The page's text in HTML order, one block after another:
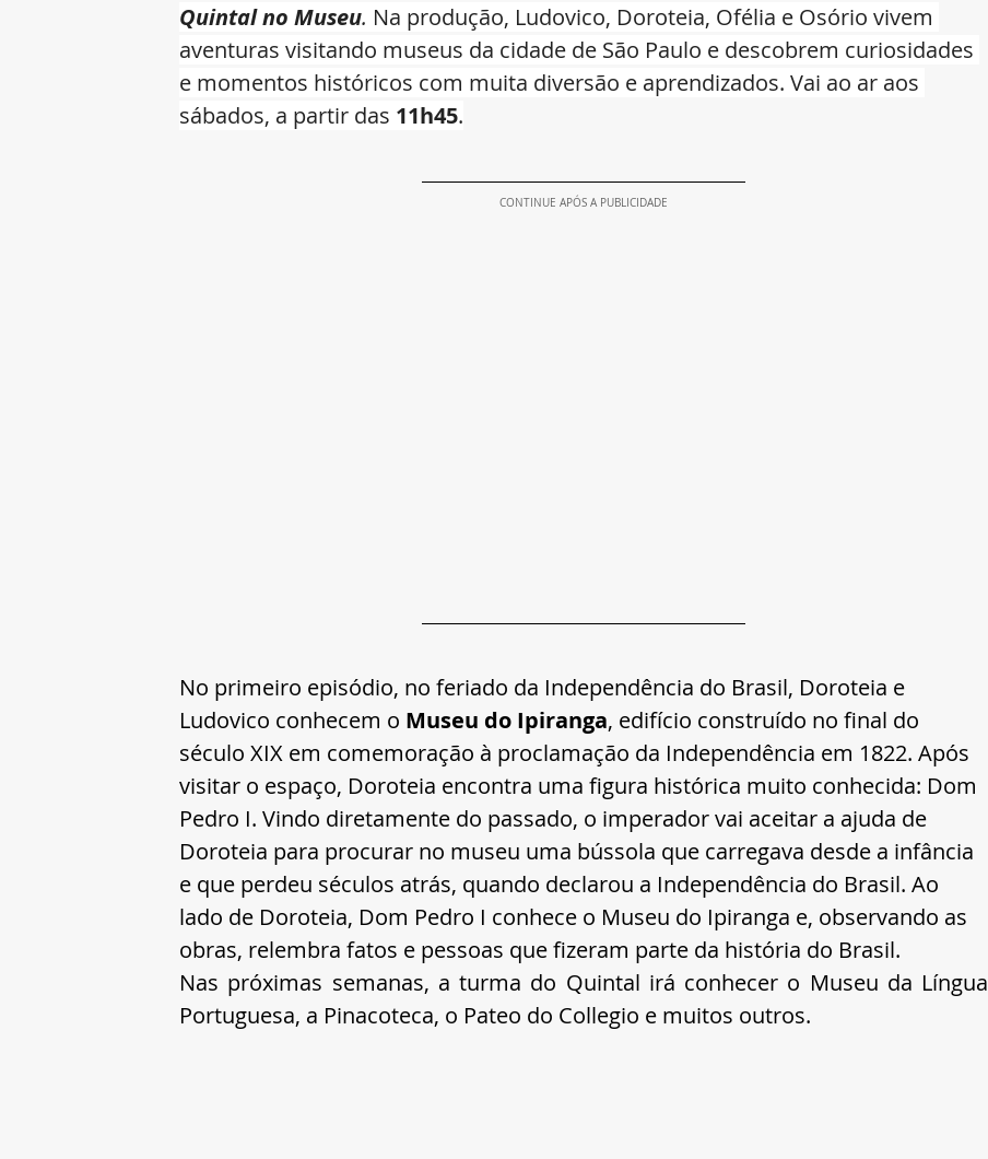
Quintal no Museu. Na produção, Ludovico, Doroteia, Ofélia e Osório vivem
aventuras visitando museus da cidade de São Paulo e descobrem curiosidades
e momentos históricos com muita diversão e aprendizados. Vai ao ar aos
sábados, a partir das 11h45.
CONTINUE APÓS A PUBLICIDADE
No primeiro episódio, no feriado da Independência do Brasil, Doroteia e
Ludovico conhecem o Museu do Ipiranga, edifício construído no final do
século XIX em comemoração à proclamação da Independência em 1822. Após
visitar o espaço, Doroteia encontra uma figura histórica muito conhecida: Dom
Pedro I. Vindo diretamente do passado, o imperador vai aceitar a ajuda de
Doroteia para procurar no museu uma bússola que carregava desde a infância
e que perdeu séculos atrás, quando declarou a Independência do Brasil. Ao
lado de Doroteia, Dom Pedro I conhece o Museu do Ipiranga e, observando as
obras, relembra fatos e pessoas que fizeram parte da história do Brasil.
Nas próximas semanas, a turma do Quintal irá conhecer o Museu da Língua
Portuguesa, a Pinacoteca, o Pateo do Collegio e muitos outros.